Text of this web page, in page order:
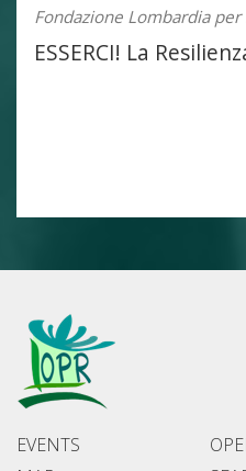
Fondazione Lombardia
ESSERCI! La
EVENTS